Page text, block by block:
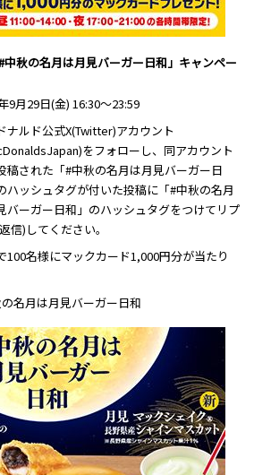
秋の名月は月見バーガー日和」キャンペー
9月29日(金) 16:30～23:59
ナルド公式X(Twitter)アカウント
をフォローし、同アカウント
稿された「#中秋の名月は月見バーガー日
ハッシュタグが付いた投稿に「#中秋の名月
バーガー日和」のハッシュタグをつけてリプ
信)してください。
100名様にマックカード1,000円分が当たり
名月は月見バーガー日和